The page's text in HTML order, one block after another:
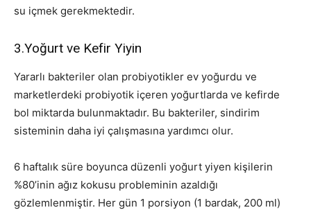
su içmek gerekmektedir.
3.Yoğurt ve Kefir Yiyin
Yararlı bakteriler olan probiyotikler ev yoğurdu ve
marketlerdeki probiyotik içeren yoğurtlarda ve kefirde
bol miktarda bulunmaktadır. Bu bakteriler, sindirim
sisteminin daha iyi çalışmasına yardımcı olur.
6 haftalık süre boyunca düzenli yoğurt yiyen kişilerin
%80’inin ağız kokusu probleminin azaldığı
gözlemlenmiştir. Her gün 1 porsiyon (1 bardak, 200 ml)